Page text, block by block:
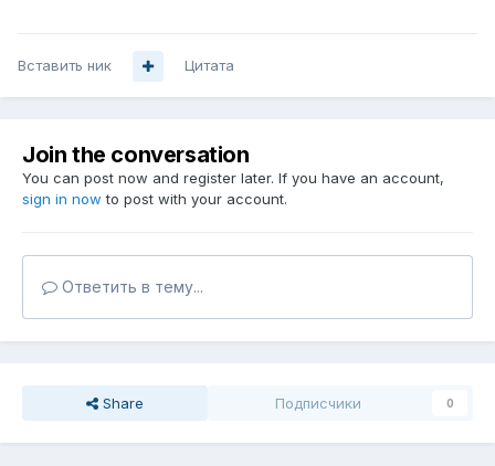
Вставить ник Цитата
Join the conversation
You can post now and register later. If you have an account,
sign in now to post with your account.
Ответить в тему...
Share Подписчики 0